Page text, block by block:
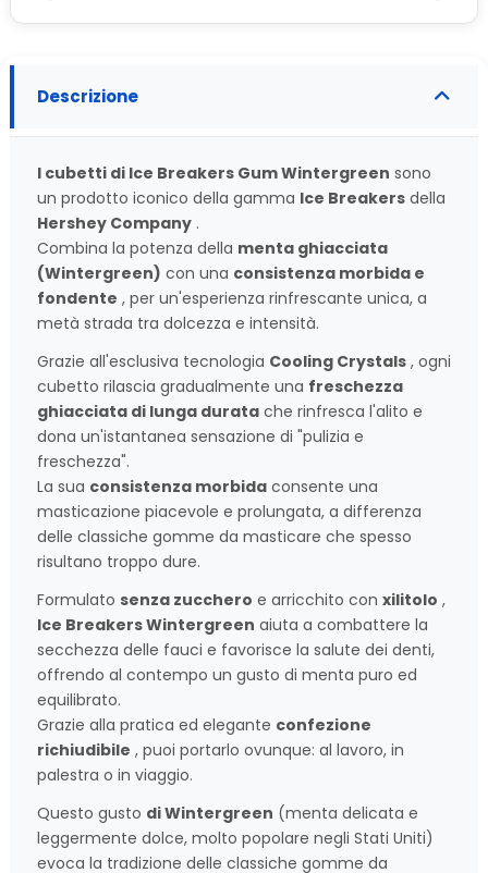
Descrizione
I cubetti di Ice Breakers Gum Wintergreen sono
un prodotto iconico della gamma Ice Breakers della
Hershey Company .
Combina la potenza della menta ghiacciata
(Wintergreen) con una consistenza morbida e
fondente , per un'esperienza rinfrescante unica, a
metà strada tra dolcezza e intensità.
Grazie all'esclusiva tecnologia Cooling Crystals , ogni
cubetto rilascia gradualmente una freschezza
ghiacciata di lunga durata che rinfresca l'alito e
dona un'istantanea sensazione di "pulizia e
freschezza".
La sua consistenza morbida consente una
masticazione piacevole e prolungata, a differenza
delle classiche gomme da masticare che spesso
risultano troppo dure.
Formulato senza zucchero e arricchito con xilitolo ,
Ice Breakers Wintergreen aiuta a combattere la
secchezza delle fauci e favorisce la salute dei denti,
offrendo al contempo un gusto di menta puro ed
equilibrato.
Grazie alla pratica ed elegante confezione
richiudibile , puoi portarlo ovunque: al lavoro, in
palestra o in viaggio.
Questo gusto di Wintergreen (menta delicata e
leggermente dolce, molto popolare negli Stati Uniti)
evoca la tradizione delle classiche gomme da